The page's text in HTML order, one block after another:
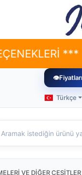
*** ***
👁
Türkçe
VE DİĞER ÇEŞİTLER